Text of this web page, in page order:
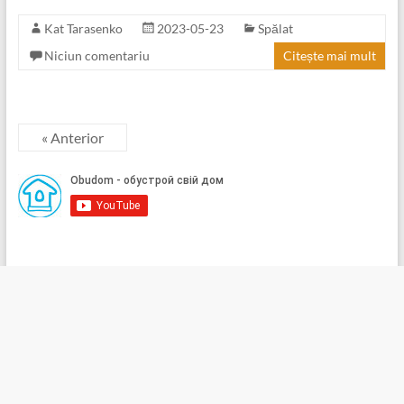
Kat Tarasenko 2023-05-23
Spălat
Niciun comentariu
Citește mai mult
« Anterior